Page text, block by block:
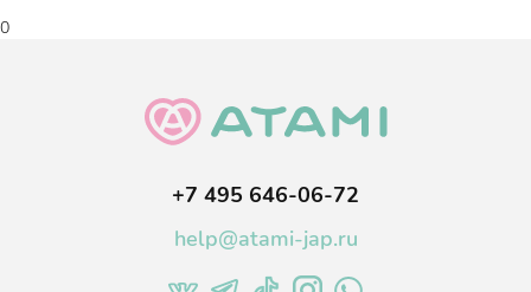
0
+7 495 646-06-72
help@atami-jap.ru